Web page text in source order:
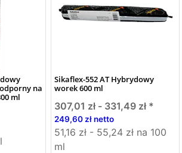
na
ml
Sikaflex-552 AT Hybrydowy
worek 600 ml
307,01 zł - 331,49 zł *
249,60 zł netto
51,16 zł - 55,24 zł na 100
ml